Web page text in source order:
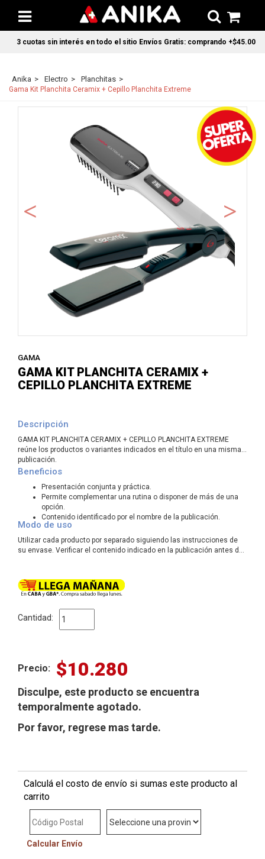
3 cuotas sin interés en todo el sitio Envíos Gratis: comprando +$45.000 en
Anika Electro Planchitas
Gama Kit Planchita Ceramix + Cepillo Planchita Extreme
GAMA
GAMA KIT PLANCHITA CERAMIX +
CEPILLO PLANCHITA EXTREME
Descripción
GAMA KIT PLANCHITA CERAMIX + CEPILLO PLANCHITA EXTREME
reúne los productos o variantes indicados en el título en una misma
publicación.
Beneficios
Presentación conjunta y práctica.
Permite complementar una rutina o disponer de más de una
opción.
Contenido identificado por el nombre de la publicación.
Modo de uso
Utilizar cada producto por separado siguiendo las instrucciones de
su envase. Verificar el contenido indicado en la publicación antes de
Cantidad:
Precio: $10.280
Disculpe, este producto se encuentra
temporalmente agotado.
Por favor, regrese mas tarde.
Calculá el costo de envío si sumas este producto al
carrito
Calcular Envío